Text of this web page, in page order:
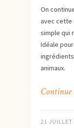
On
avec cette
simple qui
Idéale
animaux.
21 JUILLET